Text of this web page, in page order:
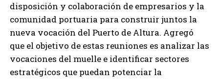
disposición y colaboración de empresarios y la
comunidad portuaria para construir juntos la
nueva vocación del Puerto de Altura. Agregó
que el objetivo de estas reuniones es analizar las
vocaciones del muelle e identificar sectores
estratégicos que puedan potenciar la